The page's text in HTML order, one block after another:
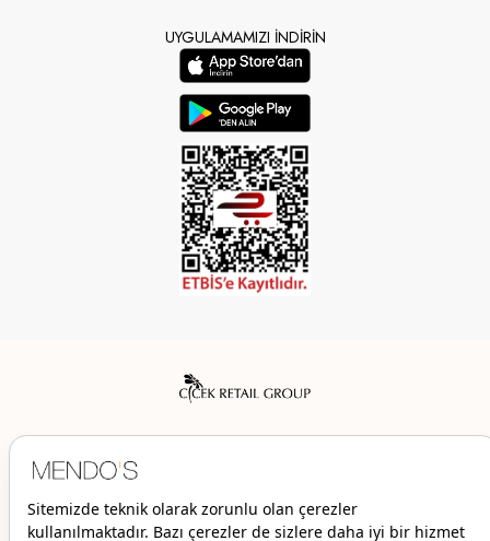
UYGULAMAMIZI İNDİRİN
© 2026 Mendo’s | Her hakkı saklıdır.